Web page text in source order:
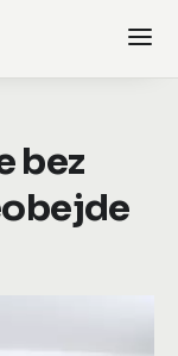
bez